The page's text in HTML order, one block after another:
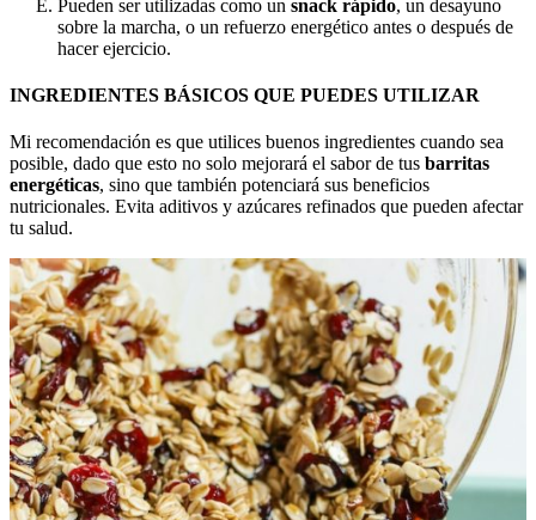
Pueden ser utilizadas como un snack rápido, un desayuno
sobre la marcha, o un refuerzo energético antes o después de
hacer ejercicio.
INGREDIENTES BÁSICOS QUE PUEDES UTILIZAR
Mi recomendación es que utilices buenos ingredientes cuando sea
posible, dado que esto no solo mejorará el sabor de tus barritas
energéticas, sino que también potenciará sus beneficios
nutricionales. Evita aditivos y azúcares refinados que pueden afectar
tu salud.